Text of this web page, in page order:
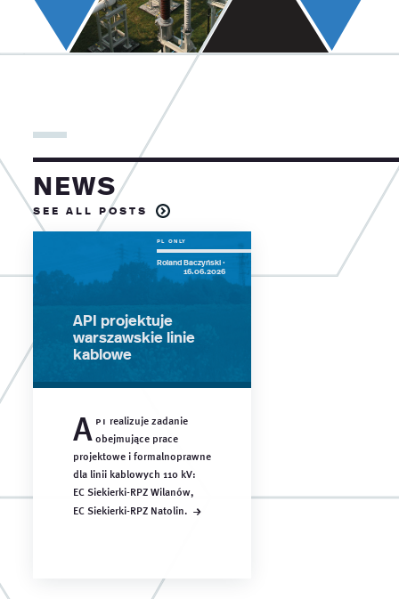
News
see all posts
Roland Baczyński ·
16.06.2026
API projektuje
warszawskie linie
kablowe
A pi realizuje zadanie
obejmujące prace
projektowe i formalnoprawne
dla linii kablowych 110 kV:
EC Siekierki-RPZ Wilanów,
EC Siekierki-RPZ Natolin. →